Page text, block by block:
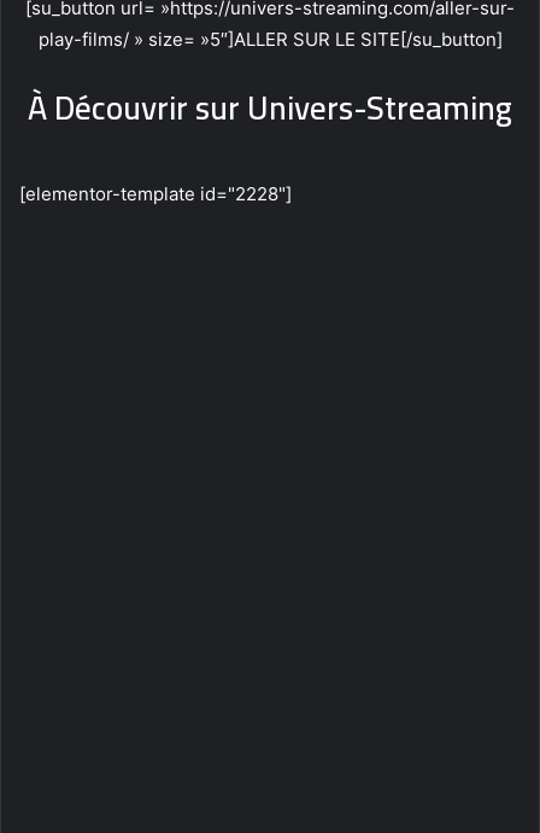
[su_button url= »https://univers-streaming.com/aller-sur-
play-films/ » size= »5″]ALLER SUR LE SITE[/su_button]
À Découvrir sur Univers-Streaming
[elementor-template id="2228"]